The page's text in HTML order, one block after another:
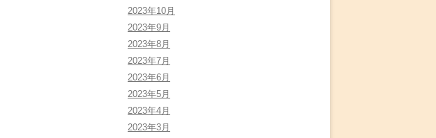
2023年10月
2023年9月
2023年8月
2023年7月
2023年6月
2023年5月
2023年4月
2023年3月